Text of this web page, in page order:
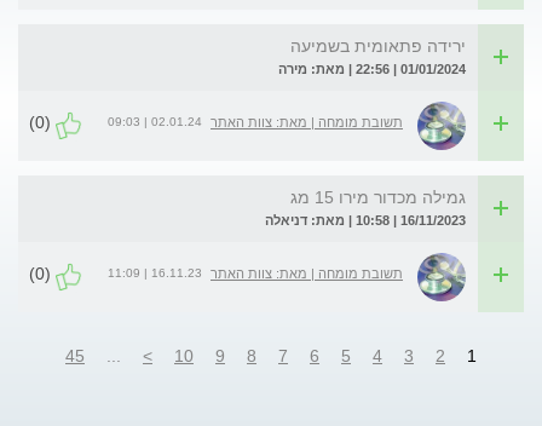
ירידה פתאומית בשמיעה
01/01/2024 | 22:56 | מאת: מירה
תשובת מומחה | מאת: צוות האתר 02.01.24 | 09:03
(0)
גמילה מכדור מירו 15 מג
16/11/2023 | 10:58 | מאת: דניאלה
תשובת מומחה | מאת: צוות האתר 16.11.23 | 11:09
(0)
1
2
3
4
5
6
7
8
9
10
>
45